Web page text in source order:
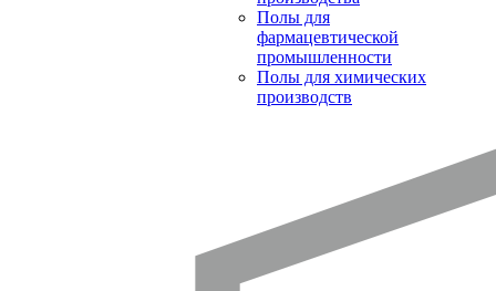
Полы для
фармацевтической
промышленности
Полы для химических
производств